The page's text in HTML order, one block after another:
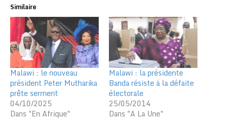
Similaire
Malawi : le nouveau
président Peter Mutharika
prête serment
04/10/2025
Dans "En Afrique"
Malawi : la présidente
Banda résiste à la défaite
électorale
25/05/2014
Dans "A La Une"